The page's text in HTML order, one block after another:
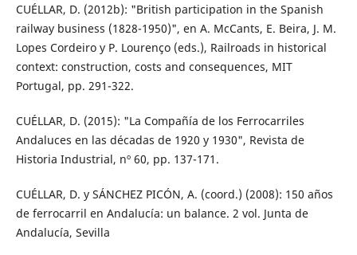
CUÉLLAR, D. (2012b): "British participation in the Spanish
railway business (1828-1950)", en A. McCants, E. Beira, J. M.
Lopes Cordeiro y P. Lourenço (eds.), Railroads in historical
context: construction, costs and consequences, MIT
Portugal, pp. 291-322.
CUÉLLAR, D. (2015): "La Compañía de los Ferrocarriles
Andaluces en las décadas de 1920 y 1930", Revista de
Historia Industrial, nº 60, pp. 137-171.
CUÉLLAR, D. y SÁNCHEZ PICÓN, A. (coord.) (2008): 150 años
de ferrocarril en Andalucía: un balance. 2 vol. Junta de
Andalucía, Sevilla